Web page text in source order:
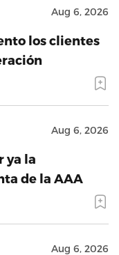
Aug 6, 2026
los clientes
Aug 6, 2026
ya la
de la AAA
Aug 6, 2026